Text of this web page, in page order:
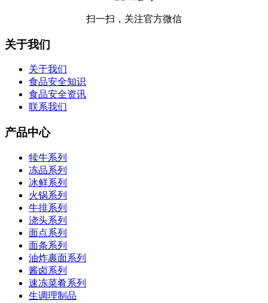
扫一扫，关注官方微信
关于我们
关于我们
食品安全知识
食品安全资讯
联系我们
产品中心
犊牛系列
冻品系列
冰鲜系列
火锅系列
牛排系列
浇头系列
面点系列
面条系列
油炸裹面系列
酱卤系列
速冻菜肴系列
生调理制品